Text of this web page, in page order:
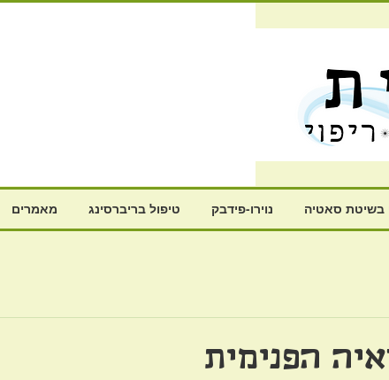
מאמרים טיפול בריברסינג נוירו-פידבק בשיטת סאטיה
הפנימית